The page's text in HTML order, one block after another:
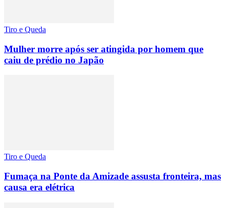
Tiro e Queda
Mulher morre após ser atingida por homem que
caiu de prédio no Japão
Tiro e Queda
Fumaça na Ponte da Amizade assusta fronteira, mas
causa era elétrica